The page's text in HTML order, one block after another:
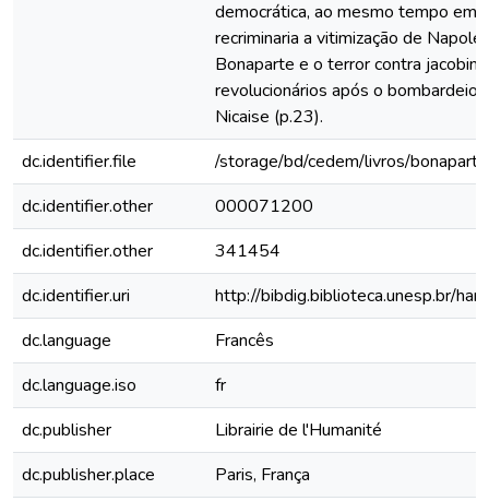
democrática, ao mesmo tempo em
recriminaria a vitimização de
Bonaparte e o terror contra
revolucionários após o bombardeio
Nicaise (p.23).
dc.identifier.file
/storage/bd/cedem/livros/
dc.identifier.other
000071200
dc.identifier.other
341454
dc.identifier.uri
http://bibdig.biblioteca.unesp.br/
dc.language
Francês
dc.language.iso
fr
dc.publisher
Librairie de l'Humanité
dc.publisher.place
Paris, França